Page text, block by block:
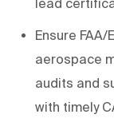
lead
Ensure FAA/
aerospace
audits and
with timely